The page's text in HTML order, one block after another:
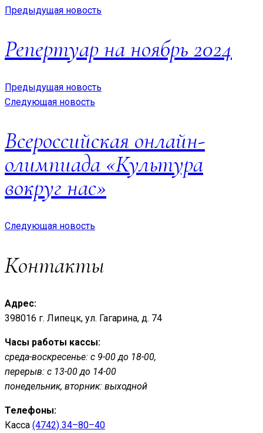
Предыдущая новость
Репертуар на ноябрь 2024
Предыдущая новость
Следующая новость
Всероссийская онлайн-
олимпиада «Культура
вокруг нас»
Следующая новость
Контакты
Адрес:
398016 г. Липецк, ул. Гагарина, д. 74
Часы работы кассы:
среда-воскресенье: с 9-00 до 18-00,
перерыв: с 13-00 до 14-00
понедельник, вторник: выходной
Телефоны:
Касса (4742) 34–80–40